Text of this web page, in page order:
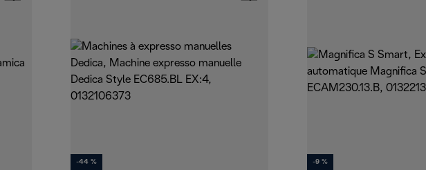
-44 % -9 %